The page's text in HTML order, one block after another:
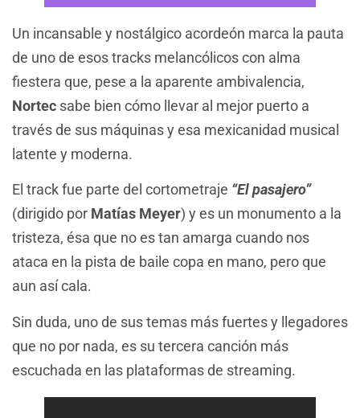
Un incansable y nostálgico acordeón marca la pauta
de uno de esos tracks melancólicos con alma
fiestera que, pese a la aparente ambivalencia,
Nortec sabe bien cómo llevar al mejor puerto a
través de sus máquinas y esa mexicanidad musical
latente y moderna.
El track fue parte del cortometraje “El pasajero”
(dirigido por Matías Meyer) y es un monumento a la
tristeza, ésa que no es tan amarga cuando nos
ataca en la pista de baile copa en mano, pero que
aun así cala.
Sin duda, uno de sus temas más fuertes y llegadores
que no por nada, es su tercera canción más
escuchada en las plataformas de streaming.